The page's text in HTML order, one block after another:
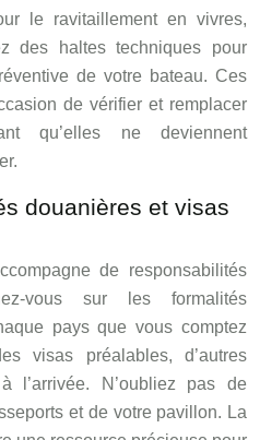
le ravitaillement en vivres,
des haltes techniques pour
de votre bateau. Ces
de vérifier et remplacer
qu’elles ne deviennent
douanières et visas
de responsabilités
vous sur les formalités
pays que vous comptez
visas préalables, d’autres
l’arrivée. N’oubliez pas de
et de votre pavillon. La